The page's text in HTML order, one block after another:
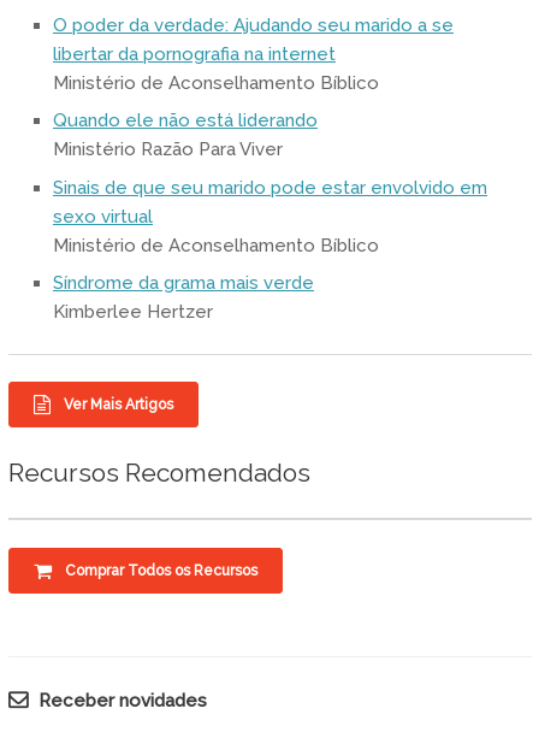
O poder da verdade: Ajudando seu marido a se
libertar da pornografia na internet
Ministério de Aconselhamento Bíblico
Quando ele não está liderando
Ministério Razão Para Viver
Sinais de que seu marido pode estar envolvido em
sexo virtual
Ministério de Aconselhamento Bíblico
Síndrome da grama mais verde
Kimberlee Hertzer
Ver Mais Artigos
Recursos Recomendados
Comprar Todos os Recursos
Receber novidades